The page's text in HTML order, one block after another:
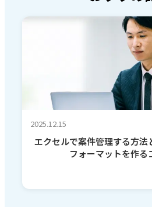
2025.12.15
エクセルで案件管理する方法
フォーマットを作る